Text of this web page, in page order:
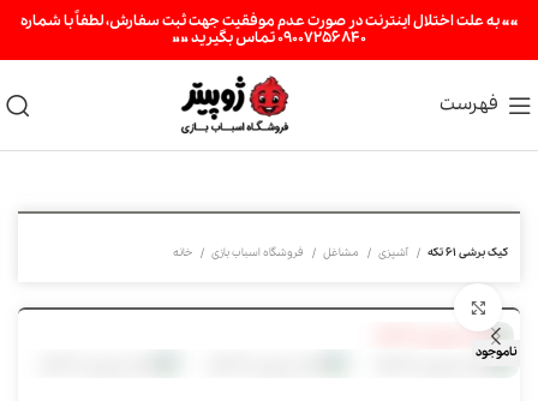
«« به علت اختلال اینترنت در صورت عدم موفقیت جهت ثبت سفارش، لطفاً با شماره
09007256840 تماس بگیرید »»
فهرست
کیک برشی 61 تکه
ناموجود
برای بزرگنمایی کلیک کنید